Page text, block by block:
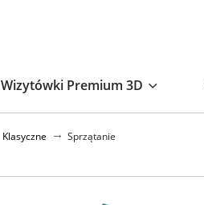
Wizytówki Premium 3D
Klasyczne Sprzątanie